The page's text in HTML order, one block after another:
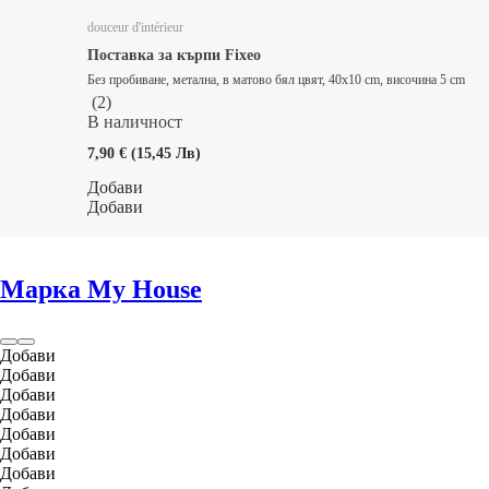
douceur d'intérieur
Поставка за кърпи Fixeo
Без пробиване, метална, в матово бял цвят, 40x10 cm, височина 5 cm
(2)
В наличност
7,90 € (15,45 Лв)
Добави
Добави
Марка My House
Добави
Добави
Добави
Добави
Добави
Добави
Добави